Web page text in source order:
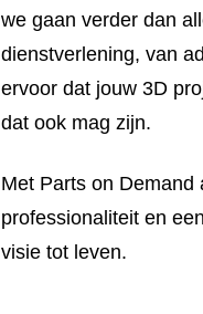
we gaan verder dan
dienstverlening, van
ervoor dat jouw 3D
dat ook mag zijn.
Met Parts on Demand
professionaliteit en
visie tot leven.